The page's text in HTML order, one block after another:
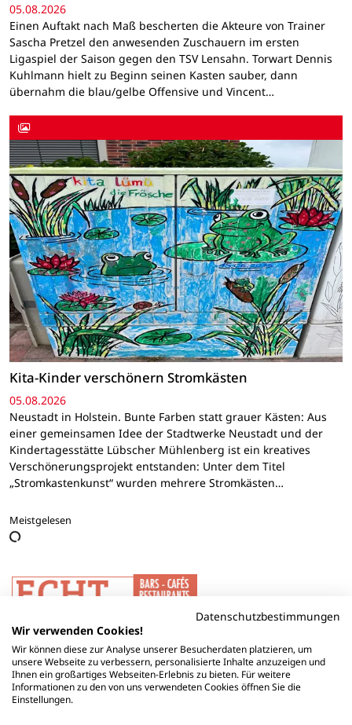
05.08.2026
Einen Auftakt nach Maß bescherten die Akteure von Trainer
Sascha Pretzel den anwesenden Zuschauern im ersten
Ligaspiel der Saison gegen den TSV Lensahn. Torwart Dennis
Kuhlmann hielt zu Beginn seinen Kasten sauber, dann
übernahm die blau/gelbe Offensive und Vincent…
Kita-Kinder verschönern Stromkästen
05.08.2026
Neustadt in Holstein. Bunte Farben statt grauer Kästen: Aus
einer gemeinsamen Idee der Stadtwerke Neustadt und der
Kindertagesstätte Lübscher Mühlenberg ist ein kreatives
Verschönerungsprojekt entstanden: Unter dem Titel
„Stromkastenkunst“ wurden mehrere Stromkästen…
Meistgelesen
Datenschutzbestimmungen
Wir verwenden Cookies!
Wir können diese zur Analyse unserer Besucherdaten platzieren, um
unsere Webseite zu verbessern, personalisierte Inhalte anzuzeigen und
Ihnen ein großartiges Webseiten-Erlebnis zu bieten. Für weitere
Informationen zu den von uns verwendeten Cookies öffnen Sie die
Einstellungen.